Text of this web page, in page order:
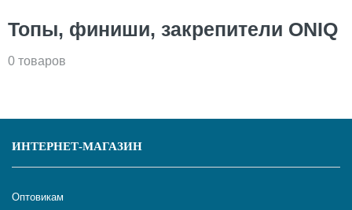
Топы, финиши, закрепители ONIQ
0 товаров
ИНТЕРНЕТ-МАГАЗИН
Оптовикам